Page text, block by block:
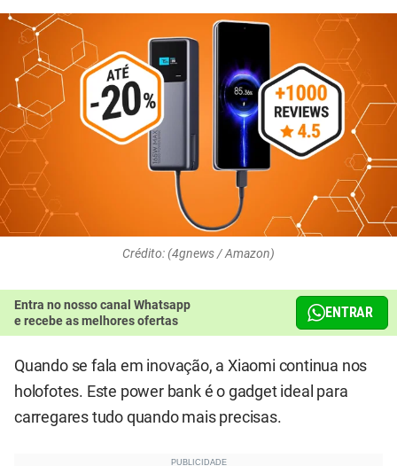
Crédito: (4gnews / Amazon)
Entra no nosso canal Whatsapp
e recebe as melhores ofertas
ENTRAR
Quando se fala em inovação, a Xiaomi continua nos
holofotes. Este power bank é o gadget ideal para
carregares tudo quando mais precisas.